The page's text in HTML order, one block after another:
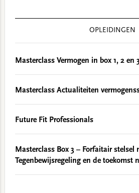
OPLEIDINGEN
Masterclass Vermogen in box 1, 2 en
Masterclass Actualiteiten
Future Fit Professionals
Masterclass Box 3 – Forfaitair stelsel
Tegenbewijsregeling en de toekomst